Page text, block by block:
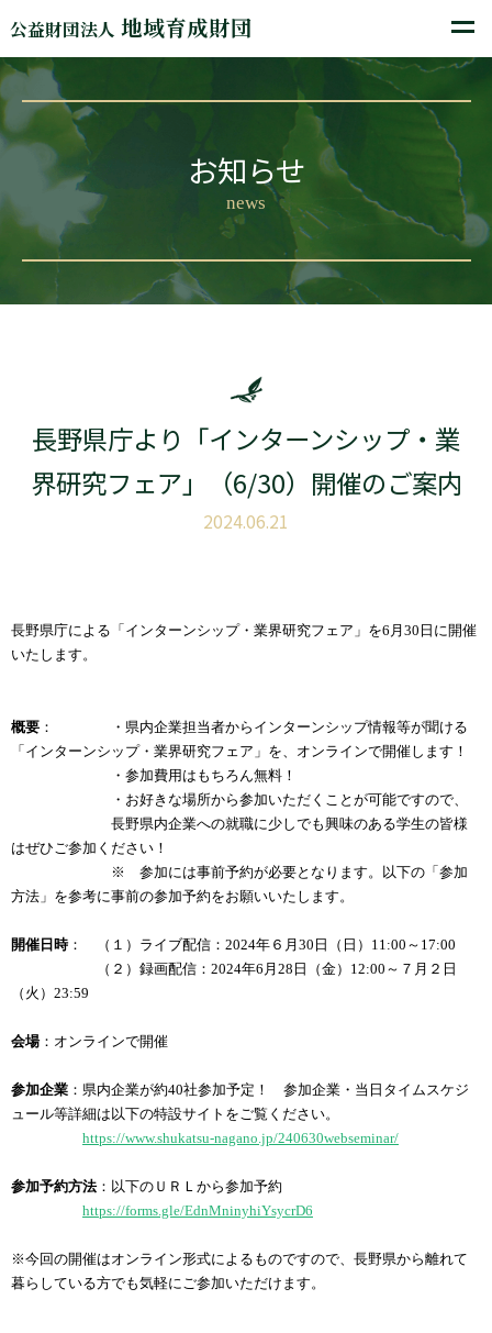
公益財団法人 地域育成財団
お知らせ
news
長野県庁より「インターンシップ・業
界研究フェア」（6/30）開催のご案内
2024.06.21
長野県庁による「インターンシップ・業界研究フェア」を6月30日に開催
いたします。
概要 ： ・県内企業担当者からインターンシップ情報等が聞ける
「インターンシップ・業界研究フェア」を、オンラインで開催します！
・参加費用はもちろん無料！
・お好きな場所から参加いただくことが可能ですので、
長野県内企業への就職に少しでも興味のある学生の皆様
はぜひご参加ください！
※ 参加には事前予約が必要となります。以下の「参加
方法」を参考に事前の参加予約をお願いいたします。
開催日時： （１）ライブ配信：2024年６月30日（日）11:00～17:00
（２）録画配信：2024年6月28日（金）12:00～７月２日
（火）23:59
会場：オンラインで開催
参加企業 ：県内企業が約40社参加予定！ 参加企業・当日タイムスケジ
ュール等詳細は以下の特設サイトをご覧ください。
https://www.shukatsu-nagano.jp/240630webseminar/
参加予約方法：以下のＵＲＬから参加予約
https://forms.gle/EdnMninyhiYsycrD6
※今回の開催はオンライン形式によるものですので、長野県から離れて
暮らしている方でも気軽にご参加いただけます。